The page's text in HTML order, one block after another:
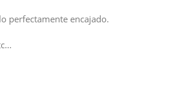
perfectamente encajado.